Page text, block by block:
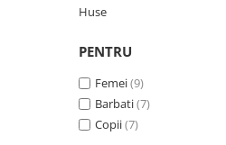
Pantaloni ski
Mid Layere
Huse
PENTRU
Femei(9)
Barbati(7)
Copii(7)